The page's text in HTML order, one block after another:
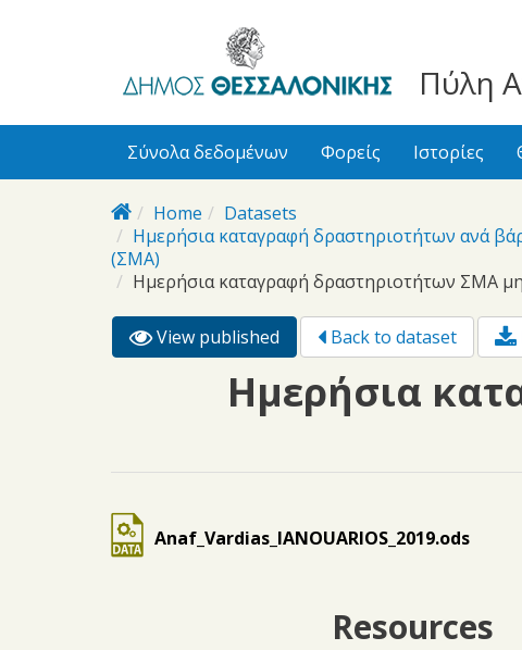
Πύλη
Σύνολα δεδομένων Φορείς Ιστορίες
Home
Datasets
Ημερήσια καταγραφή δραστηριοτήτων ανά
(ΣΜΑ)
Ημερήσια καταγραφή δραστηριοτήτων ΣΜΑ
Primary tabs
View published (active
tab)
Back to dataset
Ημερήσια
Anaf_Vardias_IANOUARIOS_2019.ods
Resources